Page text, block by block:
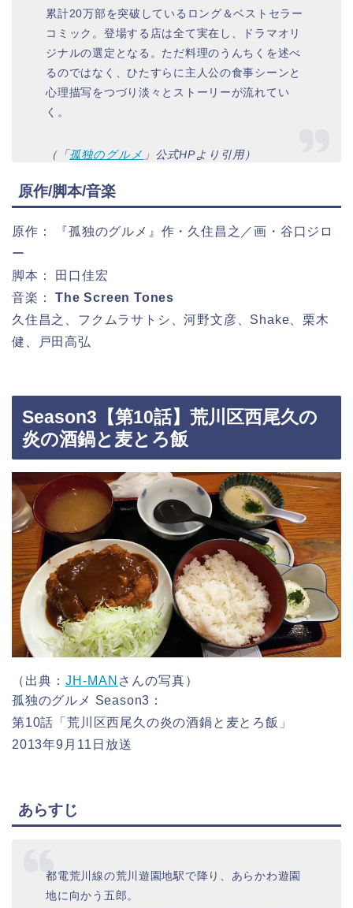
累計20万部を突破しているロング＆ベストセラー
コミック。登場する店は全て実在し、ドラマオリ
ジナルの選定となる。ただ料理のうんちくを述べ
るのではなく、ひたすらに主人公の食事シーンと
心理描写をつづり淡々とストーリーが流れてい
く。
（「 孤独のグルメ 」公式HPより引用）
原作/脚本/音楽
原作： 『孤独のグルメ』作・久住昌之／画・谷口ジロ
ー
脚本： 田口佳宏
音楽：The Screen Tones
久住昌之、フクムラサトシ、河野文彦、Shake、栗木
健、戸田高弘
Season3【第10話】荒川区西尾久の
炎の酒鍋と麦とろ飯
（出典： JH-MAN さんの写真）
孤独のグルメ Season3：
第10話「荒川区西尾久の炎の酒鍋と麦とろ飯」
2013年9月11日放送
あらすじ
都電荒川線の荒川遊園地駅で降り、あらかわ遊園
地に向かう五郎。